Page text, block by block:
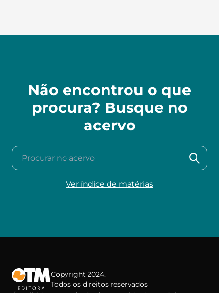
Não encontrou o que
procura? Busque no
acervo
Procurar no acervo
Ver índice de matérias
Copyright 2024.
Todos os direitos reservados